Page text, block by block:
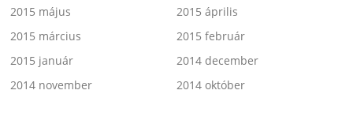
2015 május
2015 április
2015 március
2015 február
2015 január
2014 december
2014 november
2014 október